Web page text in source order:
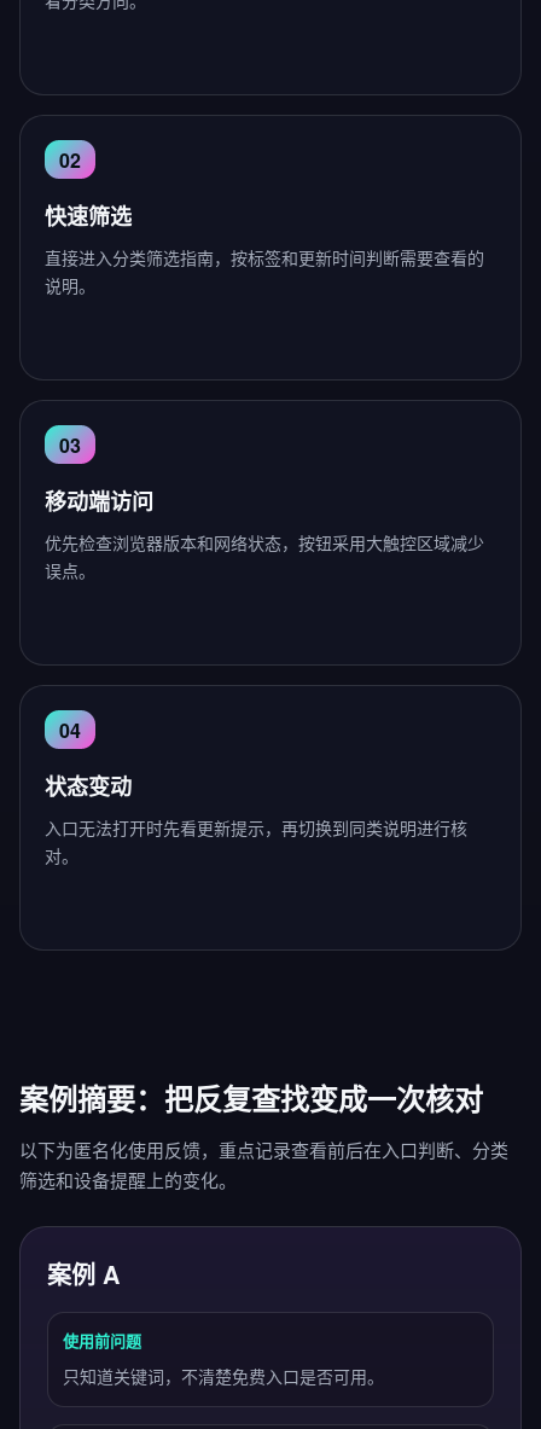
快速筛选
直接进入分类筛选指南，按标签和更新时间判断需要查看的
说明。
移动端访问
优先检查浏览器版本和网络状态，按钮采用大触控区域减少
误点。
状态变动
入口无法打开时先看更新提示，再切换到同类说明进行核
对。
案例摘要：把反复查找变成一次核对
以下为匿名化使用反馈，重点记录查看前后在入口判断、分类
筛选和设备提醒上的变化。
案例 A
使用前问题
只知道关键词，不清楚免费入口是否可用。